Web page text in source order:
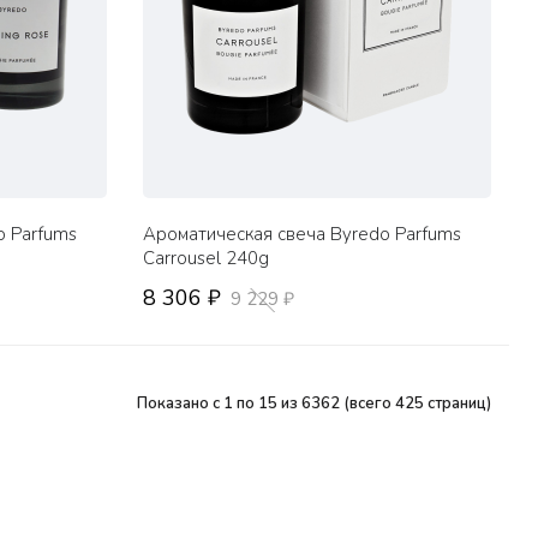
Parfums
Ароматическая свеча Byredo Parfums
Carrousel 240g
8 306 ₽ 9 229 ₽
Показано с 1 по 15 из 6362 (всего 425 страниц)